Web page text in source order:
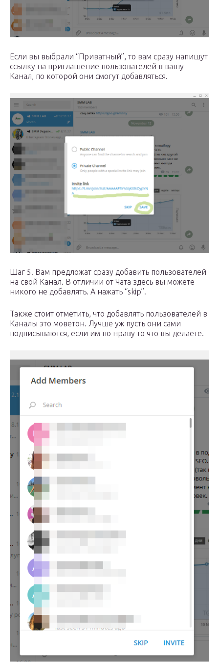
Если вы выбрали “Приватный”, то вам сразу напишут
ссылку на приглашение пользователей в вашу
Канал, по которой они смогут добавляться.
Шаг 5. Вам предложат сразу добавить пользователей
на свой Канал. В отличии от Чата здесь вы можете
никого не добавлять. А нажать “skip”.
Также стоит отметить, что добавлять пользователей в
Каналы это моветон. Лучше уж пусть они сами
подписываются, если им по нраву то что вы делаете.